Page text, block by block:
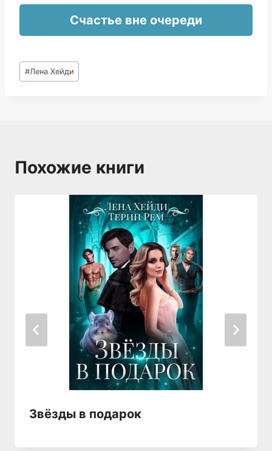
Счастье вне очереди
Метки
записи:
#Лена Хейди
Похожие книги
Звёзды в подарок